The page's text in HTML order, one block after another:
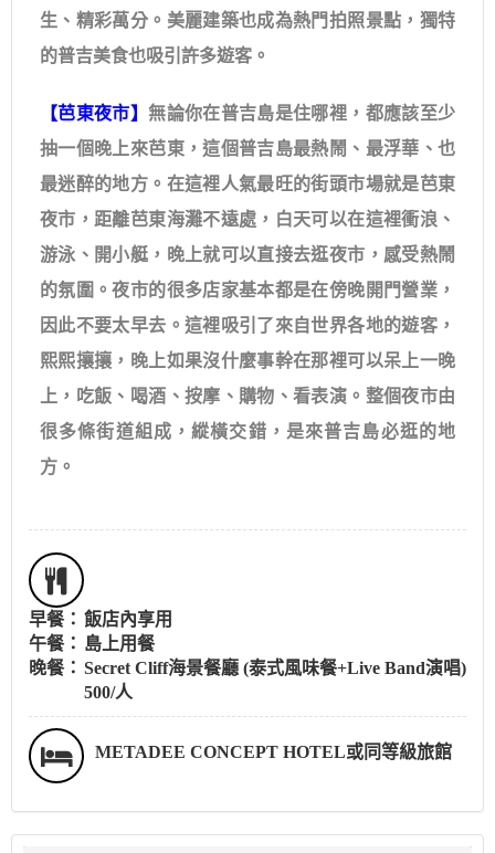
生、精彩萬分。美麗建築也成為熱門拍照景點，獨特
的普吉美食也吸引許多遊客。
【芭東夜市】 無論你在普吉島是住哪裡，都應該至少
抽一個晚上來芭東，這個普吉島最熱鬧、最浮華、也
最迷醉的地方。在這裡人氣最旺的街頭市場就是芭東
夜市，距離芭東海灘不遠處，白天可以在這裡衝浪、
游泳、開小艇，晚上就可以直接去逛夜市，感受熱鬧
的氛圍。夜市的很多店家基本都是在傍晚開門營業，
因此不要太早去。這裡吸引了來自世界各地的遊客，
熙熙攘攘，晚上如果沒什麼事幹在那裡可以呆上一晚
上，吃飯、喝酒、按摩、購物、看表演。整個夜市由
很多條街道組成，縱橫交錯，是來普吉島必逛的地
方。
早餐： 飯店內享用
午餐： 島上用餐
晚餐： Secret Cliff海景餐廳 (泰式風味餐+Live Band演唱)
500/人
METADEE CONCEPT HOTEL或同等級旅館